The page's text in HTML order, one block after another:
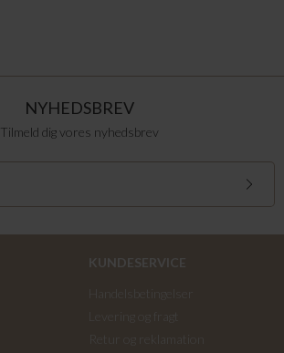
NYHEDSBREV
Tilmeld dig vores nyhedsbrev
KUNDESERVICE